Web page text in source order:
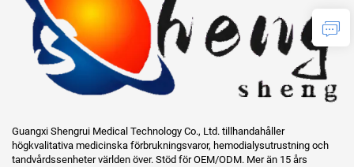
Guangxi Shengrui Medical Technology Co., Ltd. tillhandahåller
högkvalitativa medicinska förbrukningsvaror, hemodialysutrustning och
tandvårdssenheter världen över. Stöd för OEM/ODM. Mer än 15 års